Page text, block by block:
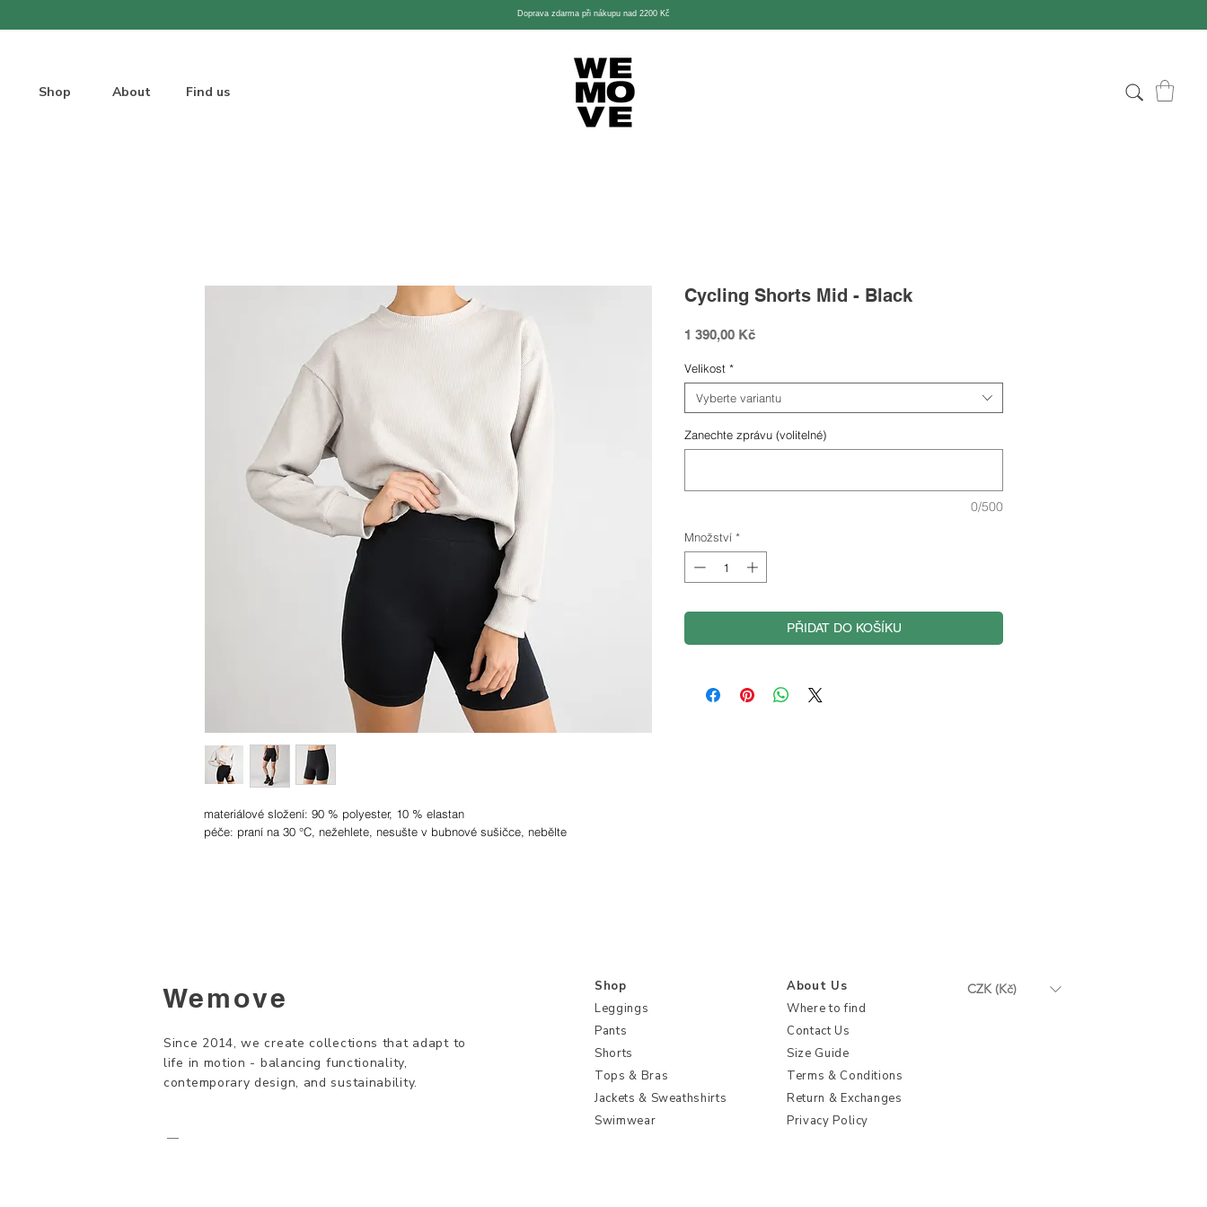
Doprava zdarma při nákupu nad 2200 Kč
Shop About Find us
materiálové složení: 90 % polyester, 10 % elastan
péče: praní na 30 °C, nežehlete, nesušte v bubnové sušičce, nebělte
Cycling Shorts Mid - Black
1 390,00 KčCena
Velikost *
Vyberte variantu
Zanechte zprávu (volitelné)
0/500
Množství *
PŘIDAT DO KOŠÍKU
Wemove
Since 2014, we create collections that adapt to
life in motion - balancing functionality,
contemporary design, and sustainability.
—
Shop
Leggings
Pants
Shorts
Tops & Bras
Jackets & Sweathshirts
Swimwear
About Us
Where to find
Contact Us
Size Guide
Terms & Conditions
Return & Exchanges
Privacy Policy
CZK (Kč)